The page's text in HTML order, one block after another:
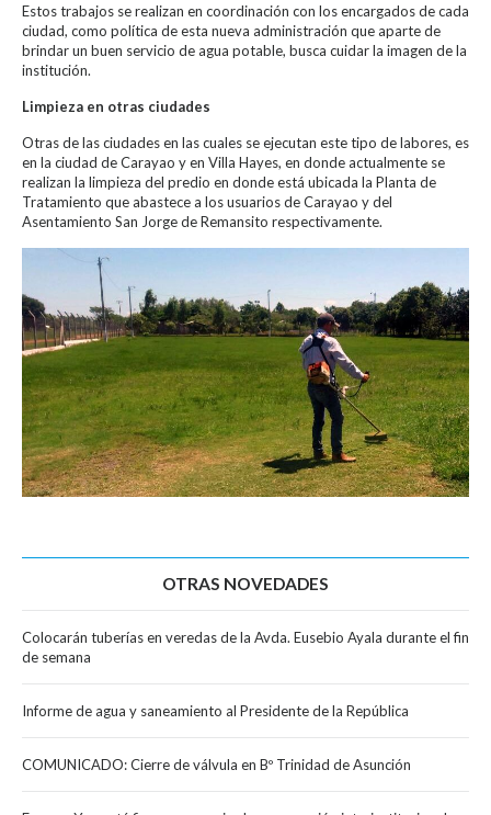
Estos trabajos se realizan en coordinación con los encargados de cada
ciudad, como política de esta nueva administración que aparte de
brindar un buen servicio de agua potable, busca cuidar la imagen de la
institución.
Limpieza en otras ciudades
Otras de las ciudades en las cuales se ejecutan este tipo de labores, es
en la ciudad de Carayao y en Villa Hayes, en donde actualmente se
realizan la limpieza del predio en donde está ubicada la Planta de
Tratamiento que abastece a los usuarios de Carayao y del
Asentamiento San Jorge de Remansito respectivamente.
OTRAS NOVEDADES
Colocarán tuberías en veredas de la Avda. Eusebio Ayala durante el fin
de semana
Informe de agua y saneamiento al Presidente de la República
COMUNICADO: Cierre de válvula en Bº Trinidad de Asunción